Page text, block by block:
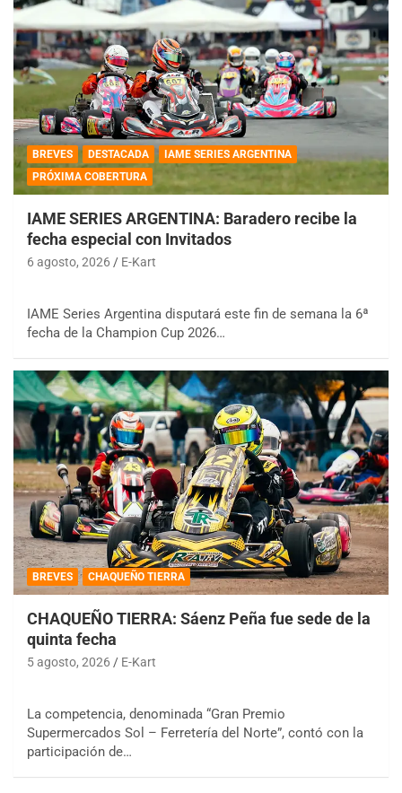
BREVES DESTACADA
IAME SERIES ARGENTINA
PRÓXIMA COBERTURA
IAME SERIES ARGENTINA: Baradero recibe la
fecha especial con Invitados
6 agosto, 2026 E-Kart
IAME Series Argentina disputará este fin de semana la 6ª
fecha de la Champion Cup 2026…
BREVES CHAQUEÑO TIERRA
CHAQUEÑO TIERRA: Sáenz Peña fue sede de la
quinta fecha
5 agosto, 2026 E-Kart
La competencia, denominada “Gran Premio
Supermercados Sol – Ferretería del Norte”, contó con la
participación de…